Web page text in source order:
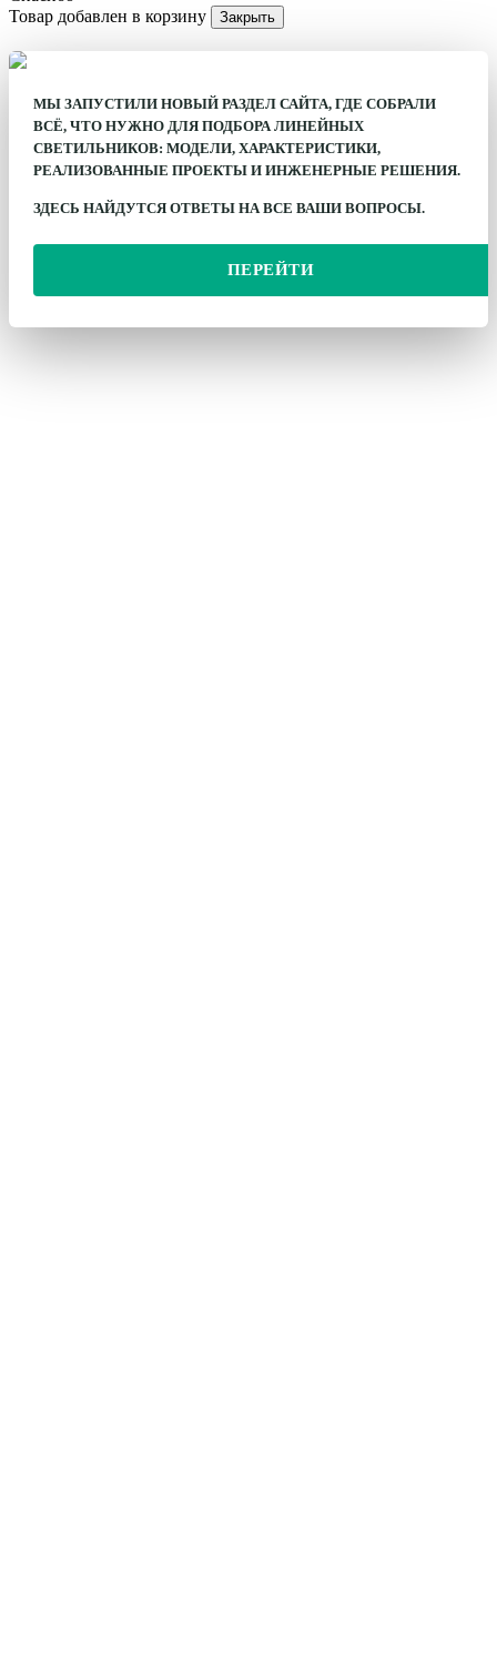
Товар добавлен в корзину
Закрыть
МЫ ЗАПУСТИЛИ НОВЫЙ РАЗДЕЛ САЙТА, ГДЕ СОБРАЛИ
ВСЁ, ЧТО НУЖНО ДЛЯ ПОДБОРА ЛИНЕЙНЫХ
СВЕТИЛЬНИКОВ: МОДЕЛИ, ХАРАКТЕРИСТИКИ,
РЕАЛИЗОВАННЫЕ ПРОЕКТЫ И ИНЖЕНЕРНЫЕ РЕШЕНИЯ.
ЗДЕСЬ НАЙДУТСЯ ОТВЕТЫ НА ВСЕ ВАШИ ВОПРОСЫ.
ПЕРЕЙТИ